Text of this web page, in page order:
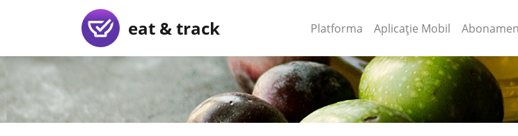
eat & track Platforma (current)
Aplicație Mobil (current)